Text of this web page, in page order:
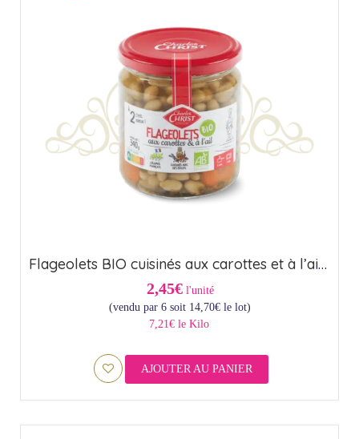
Flageolets BIO cuisinés aux carottes et à l’ail – Origine France (37cl)
2,45€ l'unité
(vendu par 6 soit 14,70€le lot)
7,21€ le Kilo
AJOUTER AU PANIER